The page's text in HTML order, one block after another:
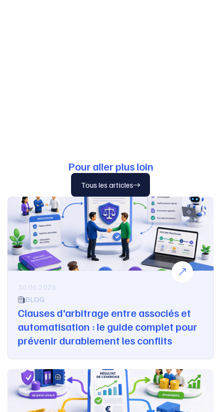
Pour aller plus loin
Tous les articles
30.06.2026
BLOG
Clauses d'arbitrage entre associés et
automatisation : le guide complet pour
prévenir durablement les conflits